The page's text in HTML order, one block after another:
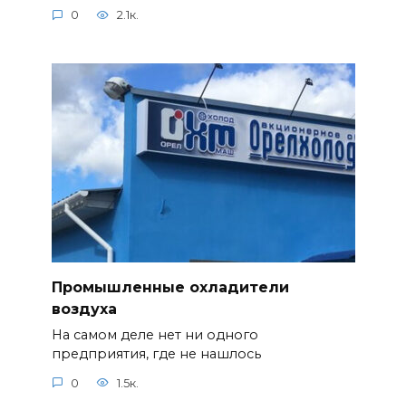
0 2.1к.
Промышленные охладители
воздуха
На самом деле нет ни одного
предприятия, где не нашлось
0 1.5к.